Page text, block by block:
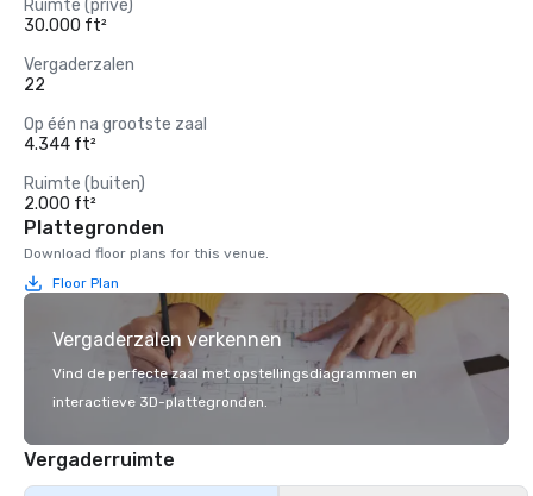
Ruimte (privé)
30.000 ft²
Vergaderzalen
22
Op één na grootste zaal
4.344 ft²
Ruimte (buiten)
2.000 ft²
Plattegronden
Download floor plans for this venue.
Floor Plan
Vergaderzalen verkennen
Vind de perfecte zaal met opstellingsdiagrammen en
interactieve 3D-plattegronden.
Vergaderruimte